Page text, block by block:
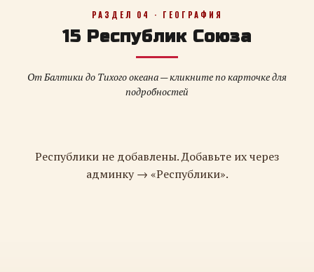
РАЗДЕЛ 04 · ГЕОГРАФИЯ
15 Республик Союза
От Балтики до Тихого океана — кликните по карточке для
подробностей
Республики не добавлены. Добавьте их через
админку → «Республики».